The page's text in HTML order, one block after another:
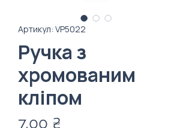
Артикул: VP5022
Ручка з
хромованим
кліпом
7,00 ₴